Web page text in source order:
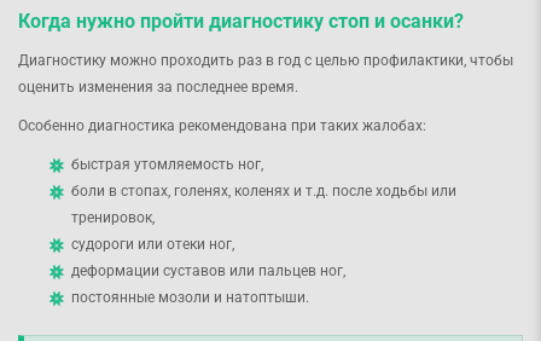
Когда нужно пройти диагностику стоп и осанки?
Диагностику можно проходить раз в год с целью профилактики, чтобы
оценить изменения за последнее время.
Особенно диагностика рекомендована при таких жалобах:
быстрая утомляемость ног,
боли в стопах, голенях, коленях и т.д. после ходьбы или
тренировок,
судороги или отеки ног,
деформации суставов или пальцев ног,
постоянные мозоли и натоптыши.